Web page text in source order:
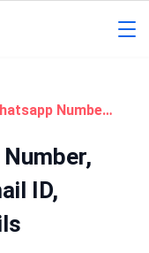
Akhilesh Yadav Mobile Number, Whatsapp Number, Email ID, Contact Address Details
ID,